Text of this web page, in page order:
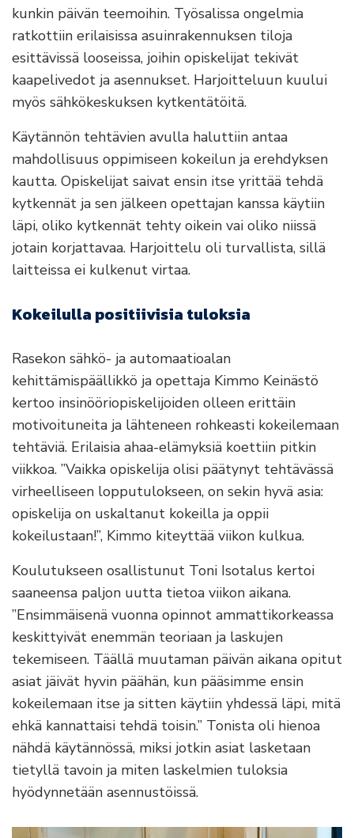
kunkin päivän teemoihin. Työsalissa ongelmia
ratkottiin erilaisissa asuinrakennuksen tiloja
esittävissä looseissa, joihin opiskelijat tekivät
kaapelivedot ja asennukset. Harjoitteluun kuului
myös sähkökeskuksen kytkentätöitä.
Käytännön tehtävien avulla haluttiin antaa
mahdollisuus oppimiseen kokeilun ja erehdyksen
kautta. Opiskelijat saivat ensin itse yrittää tehdä
kytkennät ja sen jälkeen opettajan kanssa käytiin
läpi, oliko kytkennät tehty oikein vai oliko niissä
jotain korjattavaa. Harjoittelu oli turvallista, sillä
laitteissa ei kulkenut virtaa.
Kokeilulla positiivisia tuloksia
Rasekon sähkö- ja automaatioalan
kehittämispäällikkö ja opettaja Kimmo Keinästö
kertoo insinööriopiskelijoiden olleen erittäin
motivoituneita ja lähteneen rohkeasti kokeilemaan
tehtäviä. Erilaisia ahaa-elämyksiä koettiin pitkin
viikkoa. ”Vaikka opiskelija olisi päätynyt tehtävässä
virheelliseen lopputulokseen, on sekin hyvä asia:
opiskelija on uskaltanut kokeilla ja oppii
kokeilustaan!”, Kimmo kiteyttää viikon kulkua.
Koulutukseen osallistunut Toni Isotalus kertoi
saaneensa paljon uutta tietoa viikon aikana.
”Ensimmäisenä vuonna opinnot ammattikorkeassa
keskittyivät enemmän teoriaan ja laskujen
tekemiseen. Täällä muutaman päivän aikana opitut
asiat jäivät hyvin päähän, kun pääsimme ensin
kokeilemaan itse ja sitten käytiin yhdessä läpi, mitä
ehkä kannattaisi tehdä toisin.” Tonista oli hienoa
nähdä käytännössä, miksi jotkin asiat lasketaan
tietyllä tavoin ja miten laskelmien tuloksia
hyödynnetään asennustöissä.